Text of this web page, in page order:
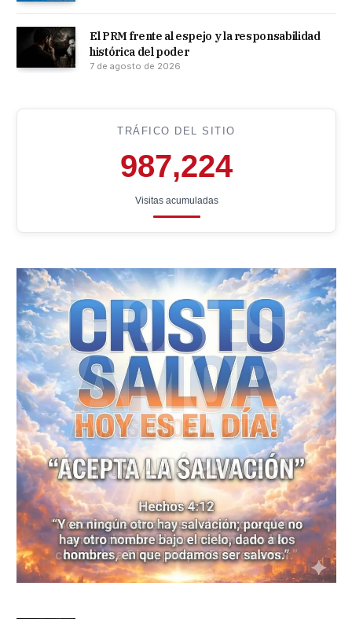
El PRM frente al espejo y la responsabilidad
histórica del poder
7 de agosto de 2026
TRÁFICO DEL SITIO
987,224
Visitas acumuladas